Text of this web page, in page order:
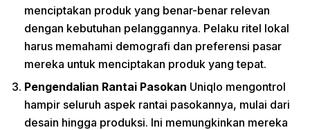
menciptakan produk yang benar-benar relevan
dengan kebutuhan pelanggannya. Pelaku ritel lokal
harus memahami demografi dan preferensi pasar
mereka untuk menciptakan produk yang tepat.
Pengendalian Rantai Pasokan Uniqlo mengontrol
hampir seluruh aspek rantai pasokannya, mulai dari
desain hingga produksi. Ini memungkinkan mereka